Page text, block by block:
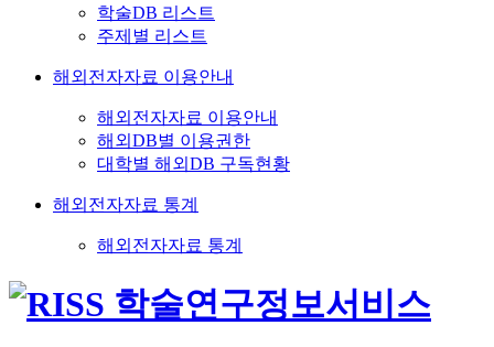
학술DB 리스트
주제별 리스트
해외전자자료 이용안내
해외전자자료 이용안내
해외DB별 이용권한
대학별 해외DB 구독현황
해외전자자료 통계
해외전자자료 통계